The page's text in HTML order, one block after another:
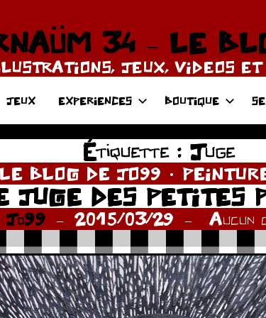
34 – LE
JEUX, VIDEOS
JEUX EXPERIENCES BOUTIQUE
Étiquette : Juge
LE BLOG DE JO99
JUGE DES PETITES
Jo99 2015/03/29 Aucun